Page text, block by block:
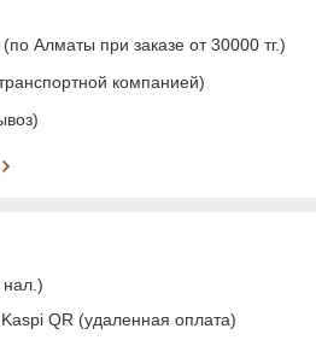
Алматы при заказе от 30000 тг.)
компанией)
QR (удаленная оплата)